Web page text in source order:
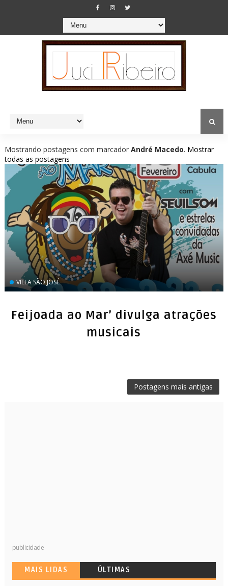
Mostrando postagens com marcador André Macedo. Mostrar
todas as postagens
VILLA SÃO JOSÉ
Feijoada ao Mar’ divulga atrações
musicais
Postagens mais antigas
publicidade
MAIS LIDAS ÚLTIMAS